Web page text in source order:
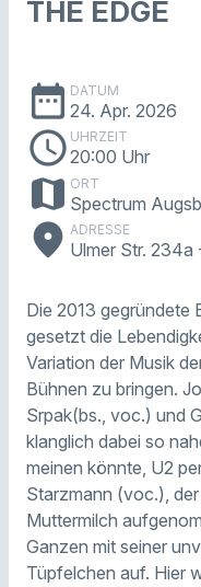
THE EDGE
date_range DATUM
24. Apr. 2026
schedule UHRZEIT
20:00 Uhr
map ORT
Spectrum
place ADRESSE
Ulmer Str. 234a
Die 2013 gegründete
gesetzt die
Variation der Musik
Bühnen zu bringen.
Srpak(bs., voc.) und
klanglich dabei so
meinen könnte, U2
Starzmann (voc.),
Muttermilch
Ganzen mit seiner
Tüpfelchen auf. Hier